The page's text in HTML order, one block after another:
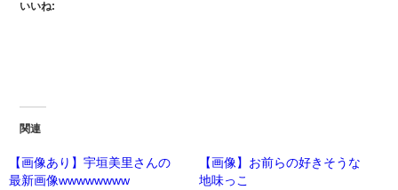
いいね:
関連
【画像あり】宇垣美里さんの
最新画像wwwwwwww
【画像】お前らの好きそうな
地味っこ